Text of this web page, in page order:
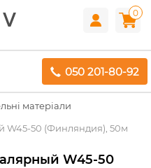
0
050 201-80-92
матеріали
W45-50 (Финляндия), 50м
W45-50